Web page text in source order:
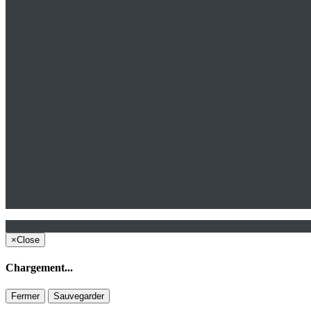
×Close
Chargement...
Fermer Sauvegarder